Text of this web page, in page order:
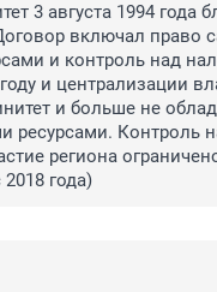
3 августа 1994 года
включал право
и контроль над
и централизации
и больше не
ресурсами. Контроль
региона
года)